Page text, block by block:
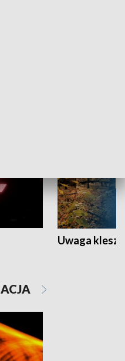
Uwaga